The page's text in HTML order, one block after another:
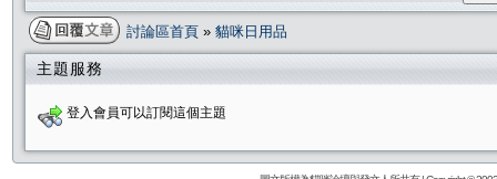
討論區首頁 » 貓咪日用品
主題服務
登入會員可以訂閱這個主題